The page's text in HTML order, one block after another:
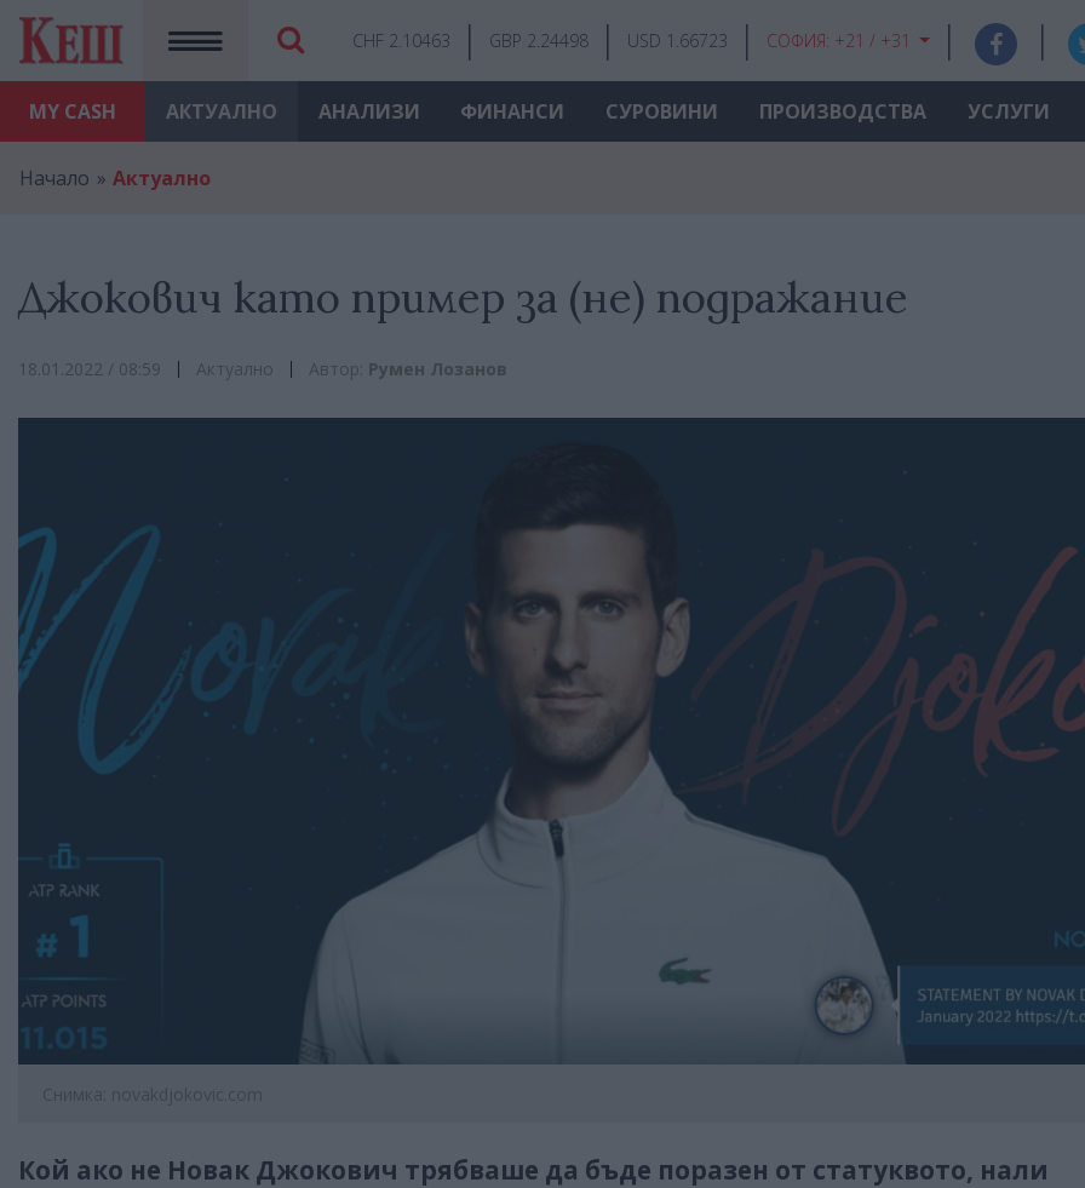
MY CASH
CHF 2.10463 GBP 2.24498 USD 1.66723 СОФИЯ: +21 / +31
АКТУАЛНО АНАЛИЗИ ФИНАНСИ СУРОВИНИ ПРОИЗВОДСТВА УСЛУГИ
Начало Актуално
Джокович като пример за (не) подражание
18.01.2022 / 08:59 Актуално Автор: Румен Лозанов
Снимка: novakdjokovic.com
Кой ако не Новак Джокович трябваше да бъде поразен от статуквото, нали